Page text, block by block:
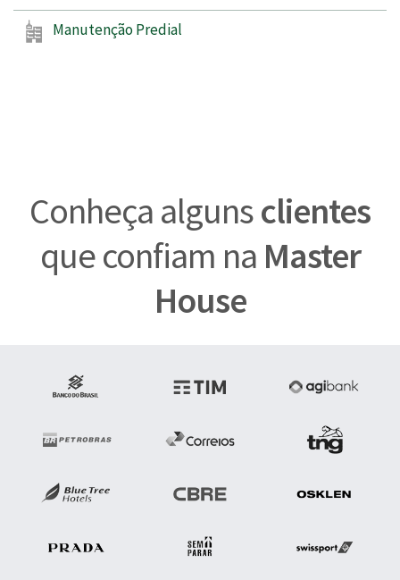
Manutenção Predial
Conheça algunsclientes
que confiam na Master
House